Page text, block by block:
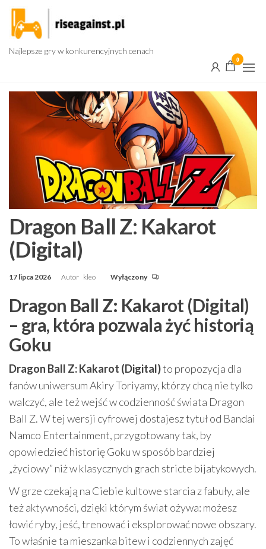
Przejdź
treści
Najlepsze gry w konkurencyjnych cenach
0
Dragon Ball Z: Kakarot
(Digital)
17 lipca 2026 Autor kleo Wyłączony
Dragon Ball Z: Kakarot (Digital)
– gra, która pozwala żyć historią
Goku
Dragon Ball Z: Kakarot (Digital)to propozycja dla
fanów uniwersum Akiry Toriyamy, którzy chcą nie tylko
walczyć, ale też wejść w codzienność świata Dragon
Ball Z. W tej wersji cyfrowej dostajesz tytuł od Bandai
Namco Entertainment, przygotowany tak, by
opowiedzieć historię Goku w sposób bardziej
„życiowy” niż w klasycznych grach stricte bijatykowych.
W grze czekają na Ciebie kultowe starcia z fabuły, ale
też aktywności, dzięki którym świat ożywa: możesz
łowić ryby, jeść, trenować i eksplorować nowe obszary.
To właśnie ta mieszanka bitew i codziennych zajęć